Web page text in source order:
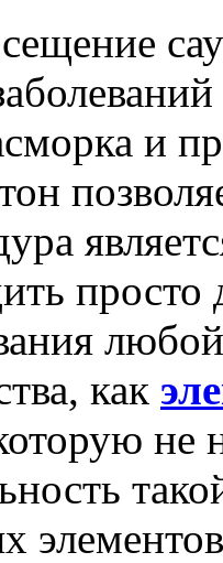
и
просто
как
не